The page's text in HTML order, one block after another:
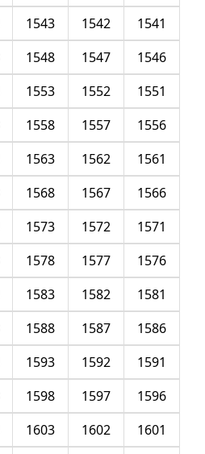
1541
1542
1543
1546
1547
1548
1551
1552
1553
1556
1557
1558
1561
1562
1563
1566
1567
1568
1571
1572
1573
1576
1577
1578
1581
1582
1583
1586
1587
1588
1591
1592
1593
1596
1597
1598
1601
1602
1603